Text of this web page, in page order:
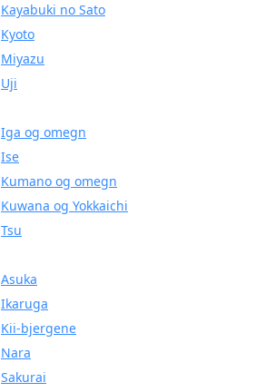
Kayabuki no Sato
Kyoto
Miyazu
Uji
Iga og omegn
Ise
Kumano og omegn
Kuwana og Yokkaichi
Tsu
Asuka
Ikaruga
Kii-bjergene
Nara
Sakurai